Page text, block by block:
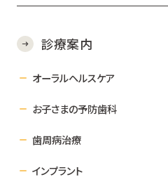
診療案内
オーラルヘルスケア
お子さまの予防歯科
歯周病治療
インプラント